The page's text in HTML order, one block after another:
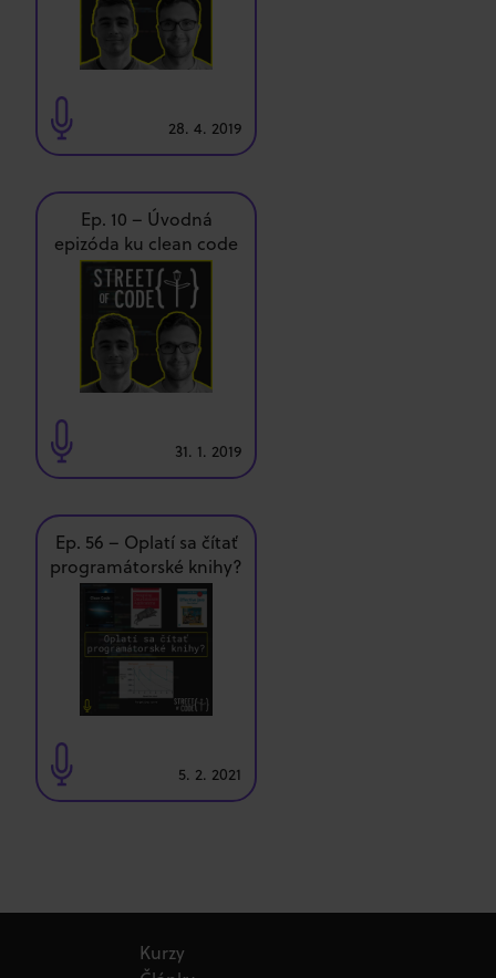
28. 4. 2019
Ep. 10 – Úvodná
epizóda ku clean code
sérii
31. 1. 2019
Ep. 56 – Oplatí sa čítať
programátorské knihy?
5. 2. 2021
Kurzy